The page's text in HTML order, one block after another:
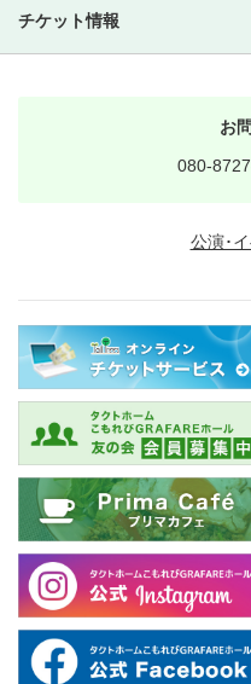
チケット情報
お
080-
公演･